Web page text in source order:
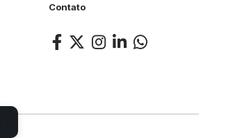
Contato